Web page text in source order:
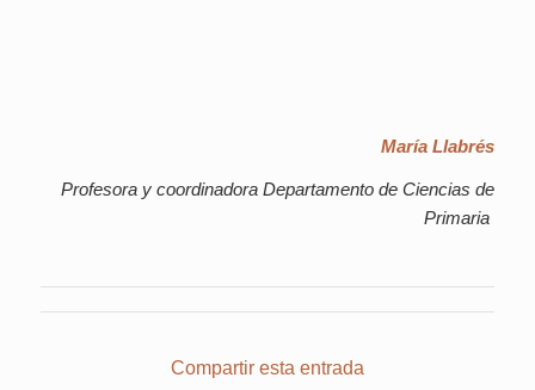
María Llabrés
Profesora y coordinadora Departamento de Ciencias de
Primaria
Compartir esta entrada